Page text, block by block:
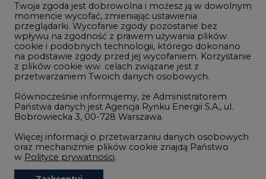
Atom
Fotowoltaika
Offshore wind
Zielone samorządy
Zielona gospodarka
Twoja zgoda jest dobrowolna i możesz ją w dowolnym
momencie wycofać, zmieniając ustawienia
przeglądarki. Wycofanie zgody pozostanie bez
wpływu na zgodność z prawem używania plików
cookie i podobnych technologii, którego dokonano
na podstawie zgody przed jej wycofaniem. Korzystanie
z plików cookie ww. celach związane jest z
przetwarzaniem Twoich danych osobowych.
Równocześnie informujemy, że Administratorem
Państwa danych jest Agencja Rynku Energii S.A., ul.
Bobrowiecka 3, 00-728 Warszawa.
Więcej informacji o przetwarzaniu danych osobowych
oraz mechanizmie plików cookie znajdą Państwo
w Polityce prywatności.